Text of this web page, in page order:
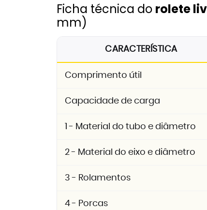
Ficha técnica do rolete
mm)
CARACTERÍSTICA
Comprimento útil
Capacidade de carga
1 - Material do tubo e diâmetro
2 - Material do eixo e diâmetro
3 - Rolamentos
4 - Porcas